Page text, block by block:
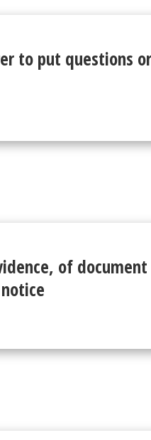
to put questions
of